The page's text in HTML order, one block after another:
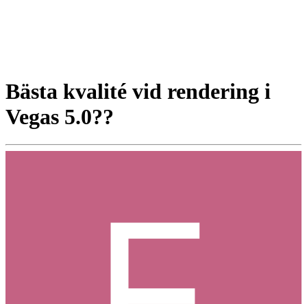
Bästa kvalité vid rendering i
Vegas 5.0??